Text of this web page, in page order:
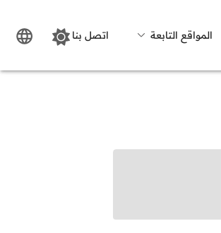
المواقع التابعة اتصل بنا